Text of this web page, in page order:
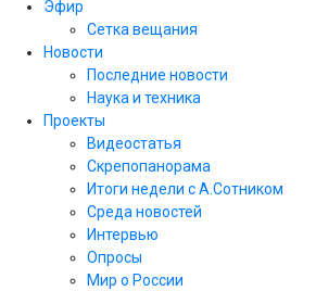
Эфир
Сетка вещания
Новости
Последние новости
Наука и техника
Проекты
Видеостатья
Скрепопанорама
Итоги недели с А.Сотником
Среда новостей
Интервью
Опросы
Мир о России